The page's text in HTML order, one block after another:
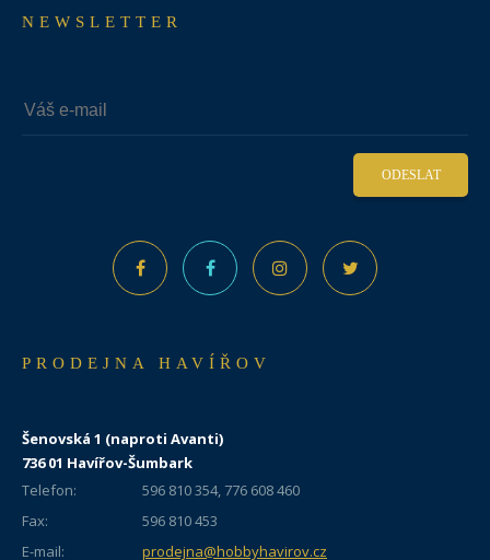
NEWSLETTER
ODESLAT
PRODEJNA HAVÍŘOV
Šenovská 1 (naproti Avanti)
736 01 Havířov-Šumbark
Telefon:
596 810 354, 776 608 460
Fax:
596 810 453
E-mail:
prodejna@hobbyhavirov.cz